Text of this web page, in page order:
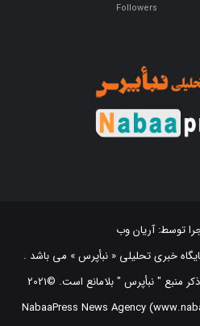
Followers
توسط:آریان وب
خبری تحلیلی « نبأپرس » می باشد .
استفاده از اخبار و نقل مطالب با ذکر منبع "‌ نبأپرس " بلامانع است. ©2021
NabaaPress News Agency